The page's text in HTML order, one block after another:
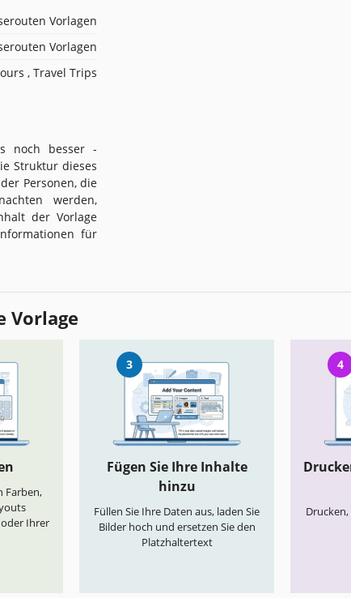
Vorlagen
Vorlagen
, Travel Trips
noch besser -
Struktur dieses
Personen, die
werden,
der Vorlage
für
Vorlage
Farben,
Ihrer
3
Fügen Sie Ihre Inhalte
hinzu
Füllen Sie Ihre Daten aus, laden Sie
Bilder hoch und ersetzen Sie den
Platzhaltertext
4